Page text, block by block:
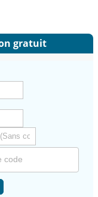
gratuit